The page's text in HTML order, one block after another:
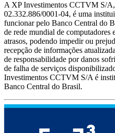
A XP Investimentos CCTVM S/
02.332.886/0001-04, é uma
funcionar pelo Banco Central do
de rede mundial de computadores
atrasos, podendo impedir ou
recepção de informações
de responsabilidade por danos
de falha de serviços
Investimentos CCTVM S/A é
Banco Central do Brasil.